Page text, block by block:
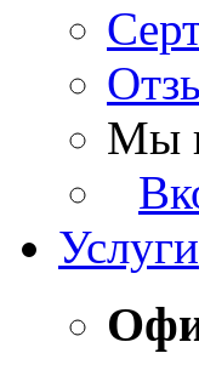
Мы
Услуги